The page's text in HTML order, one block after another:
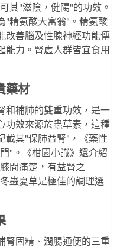
其"滋陰，健陽"的功效。
"精氨酸大富翁"。精氨酸
改善腦及性腺神經功能傳
能力。腎虛人群皆宜食用
藥材
和補肺的雙重功效，是一
功效來源於蟲草素，這種
載其"保肺益腎"，《藥性
"。《柑園小識》還介紹
間痛楚，有益腎之
蟲夏草是極佳的調理選
腎固精、潤腸通便的三重